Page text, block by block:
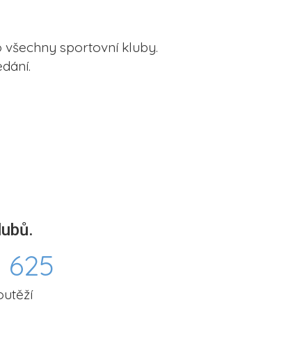
všechny sportovní kluby.
625